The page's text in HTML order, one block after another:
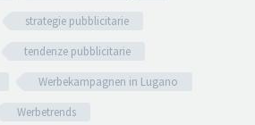
strategie pubblicitarie
tendenze pubblicitarie
Werbekampagnen in Lugano
Werbetrends